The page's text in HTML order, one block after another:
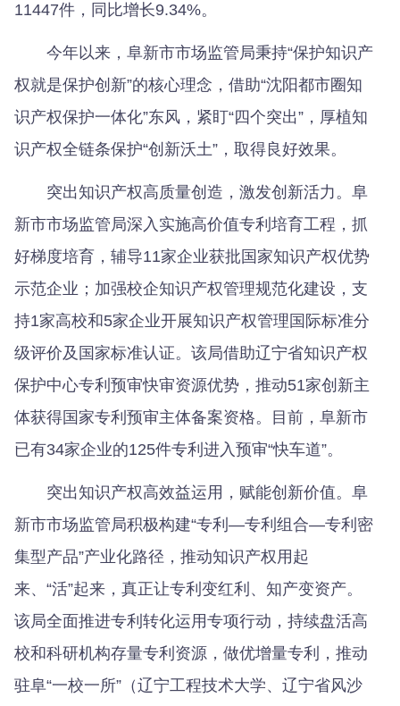
11447件，同比增长9.34%。
今年以来，阜新市市场监管局秉持“保护知识产
权就是保护创新”的核心理念，借助“沈阳都市圈知
识产权保护一体化”东风，紧盯“四个突出”，厚植知
识产权全链条保护“创新沃土”，取得良好效果。
突出知识产权高质量创造，激发创新活力。阜
新市市场监管局深入实施高价值专利培育工程，抓
好梯度培育，辅导11家企业获批国家知识产权优势
示范企业；加强校企知识产权管理规范化建设，支
持1家高校和5家企业开展知识产权管理国际标准分
级评价及国家标准认证。该局借助辽宁省知识产权
保护中心专利预审快审资源优势，推动51家创新主
体获得国家专利预审主体备案资格。目前，阜新市
已有34家企业的125件专利进入预审“快车道”。
突出知识产权高效益运用，赋能创新价值。阜
新市市场监管局积极构建“专利—专利组合—专利密
集型产品”产业化路径，推动知识产权用起
来、“活”起来，真正让专利变红利、知产变资产。
该局全面推进专利转化运用专项行动，持续盘活高
校和科研机构存量专利资源，做优增量专利，推动
驻阜“一校一所”（辽宁工程技术大学、辽宁省风沙